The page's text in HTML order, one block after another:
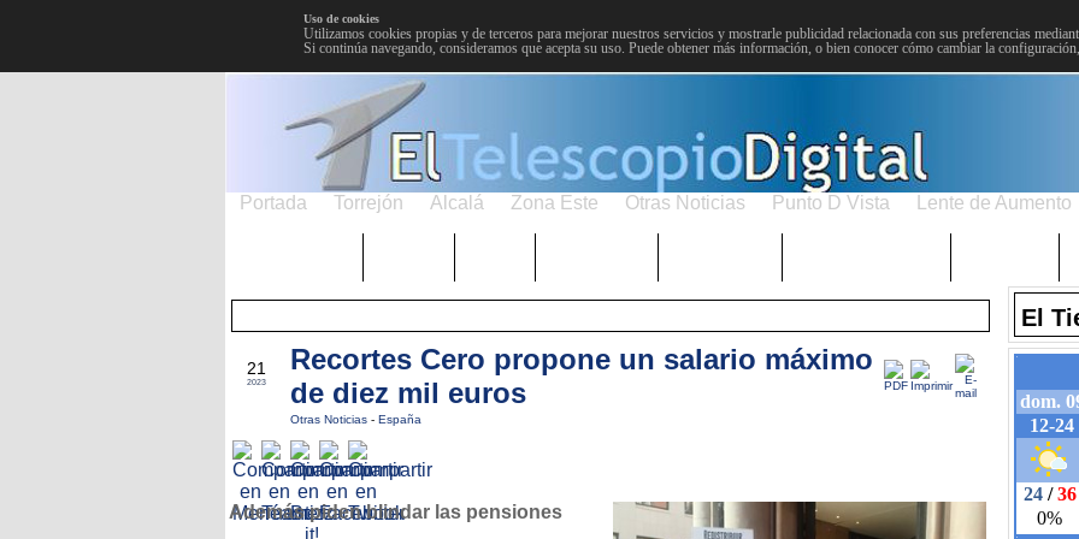
Uso de cookies
Utilizamos cookies propias y de terceros para mejorar nuestros servicios y mostrarle publicidad relacionada con sus preferencias
Si continúa navegando, consideramos que acepta su uso. Puede obtener más información, o bien conocer cómo cambiar la
Portada Torrejón Alcalá Zona Este Otras Noticias Punto D Vista Lente de Aumento
21
2023
Recortes Cero propone un salario máximo
de diez mil euros
Otras Noticias - España
Además piden blindar las pensiones
El